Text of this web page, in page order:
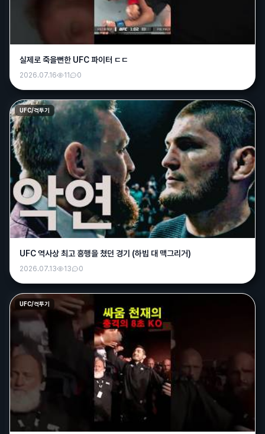
실제로 죽을뻔한 UFC 파이터 ㄷㄷ
2026.07.16 11 0
UFC/격투기
UFC 역사상 최고 흥행을 쳤던 경기 (하빕 대 맥그리거)
2026.07.13 13 0
UFC/격투기
배나무15:28
크크15:34
날씨가 진짜 시발이네
크크 15:34
나가면 타죽어요
그사람 15:48
양산은 42.5도...뉴스에 떳네요 나가면 뒤져요
퍼펙트16:08
ㄷㄷㄷ
오늘 싹다 플핸갔으면 집사겠네 ㅅㅂ
맛점들 하세여~
매운떡볶이 12:57
밥먹으러 나가기가 무서운 날씨;;;
바나나13:33
오늘 국야 싹다 취소네;;
그사람14:45
그러네요 ㄷㄷ날씨가 미치긴했어요
15:00
어제 관중한명 쓰러져서 싹다 취소하는듯;;;